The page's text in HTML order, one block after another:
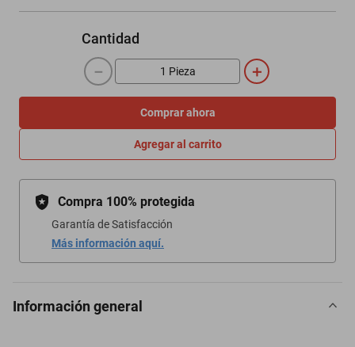
Cantidad
＋
－
Comprar ahora
Agregar al carrito
Compra 100% protegida
Garantía de Satisfacción
Más información aquí.
Información general